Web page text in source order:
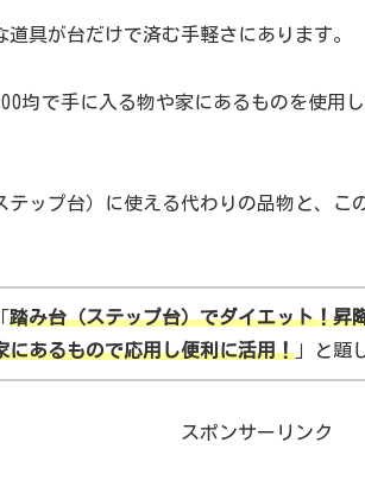
具が台だけで済む手軽さにあります。
均で手に入る物や家にあるものを使用
テップ台）に使える代わりの品物と、こ
踏み台（ステップ台）でダイエット！昇
にあるもので応用し便利に活用！ 」と題
スポンサーリンク